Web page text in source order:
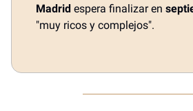
Madrid espera finalizar en
"muy ricos y complejos".